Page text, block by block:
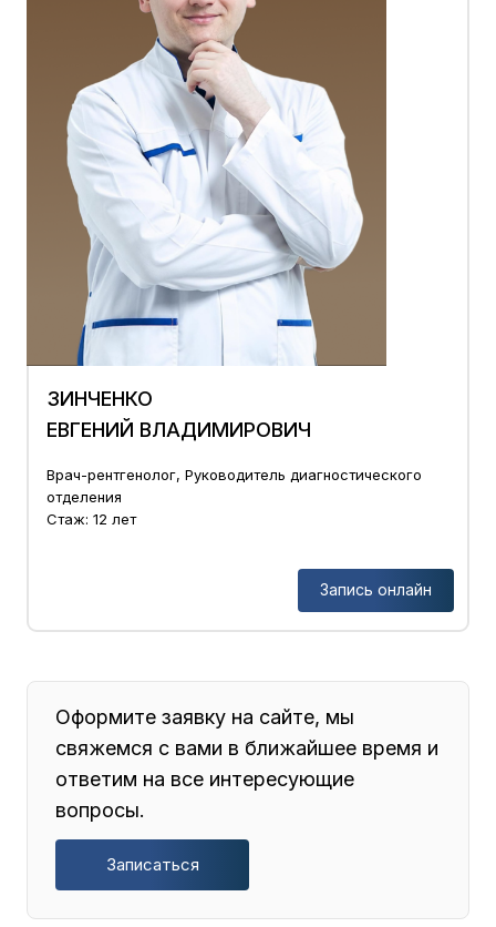
ЗИНЧЕНКО
ЕВГЕНИЙ ВЛАДИМИРОВИЧ
Врач-рентгенолог, Руководитель диагностического
отделения
Стаж: 12 лет
Запись онлайн
Оформите заявку на сайте, мы
свяжемся с вами в ближайшее время и
ответим на все интересующие
вопросы.
Записаться